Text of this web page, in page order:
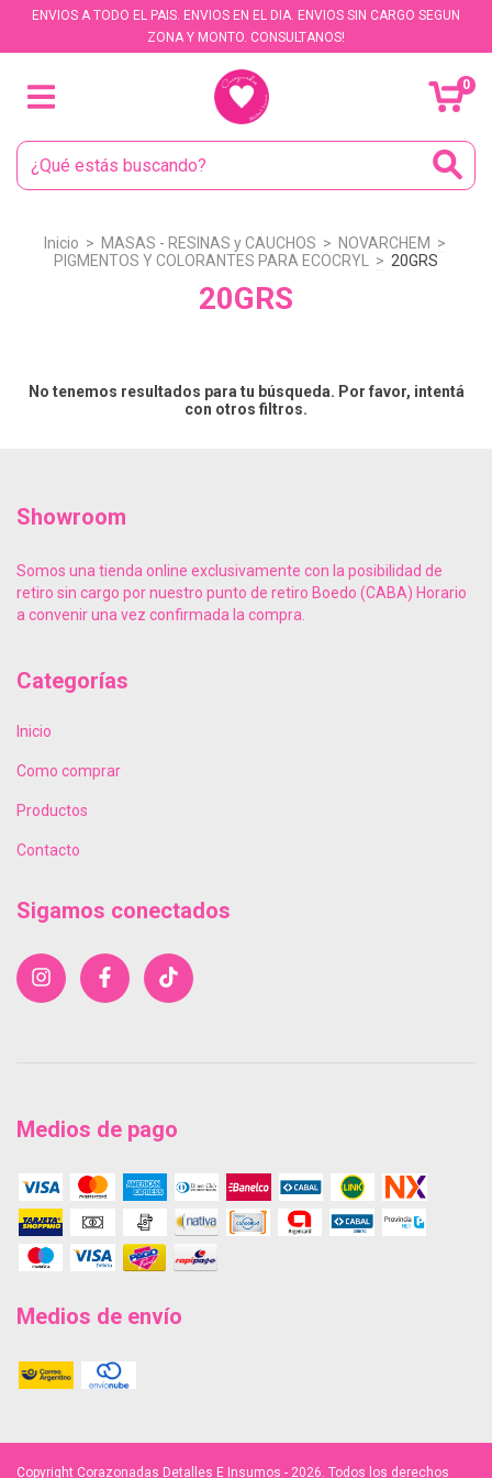
ENVIOS A TODO EL PAIS. ENVIOS EN EL DIA. ENVIOS SIN CARGO SEGUN
ZONA Y MONTO. CONSULTANOS!
0
Inicio > MASAS - RESINAS y CAUCHOS > NOVARCHEM >
PIGMENTOS Y COLORANTES PARA ECOCRYL
> 20GRS
20GRS
No tenemos resultados para tu búsqueda. Por favor, intentá
con otros filtros.
Showroom
Somos una tienda online exclusivamente con la posibilidad de
retiro sin cargo por nuestro punto de retiro Boedo (CABA) Horario
a convenir una vez confirmada la compra.
Categorías
Inicio
Como comprar
Productos
Contacto
Sigamos conectados
Medios de pago
Medios de envío
Copyright Corazonadas Detalles E Insumos - 2026. Todos los derechos